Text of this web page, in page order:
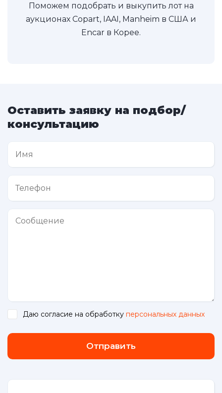
Поможем подобрать и выкупить лот на
аукционах Copart, IAAI, Manheim в США и
Encar в Корее.
Оставить заявку на подбор/
консультацию
Даю согласие на обработку персональных данных
Отправить